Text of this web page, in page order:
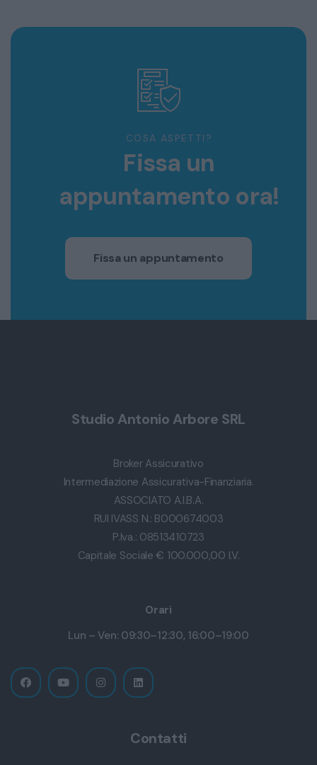
COSA ASPETTI?
Fissa un
appuntamento ora!
Fissa un appuntamento
Studio Antonio Arbore SRL
Broker Assicurativo
Intermediazione Assicurativa-Finanziaria.
ASSOCIATO A.I.B.A.
RUI IVASS N.: B000674003
P.Iva.: 08513410723
Capitale Sociale € 100.000,00 I.V.
Orari
Lun – Ven: 09:30–12:30, 16:00–19:00
Contatti